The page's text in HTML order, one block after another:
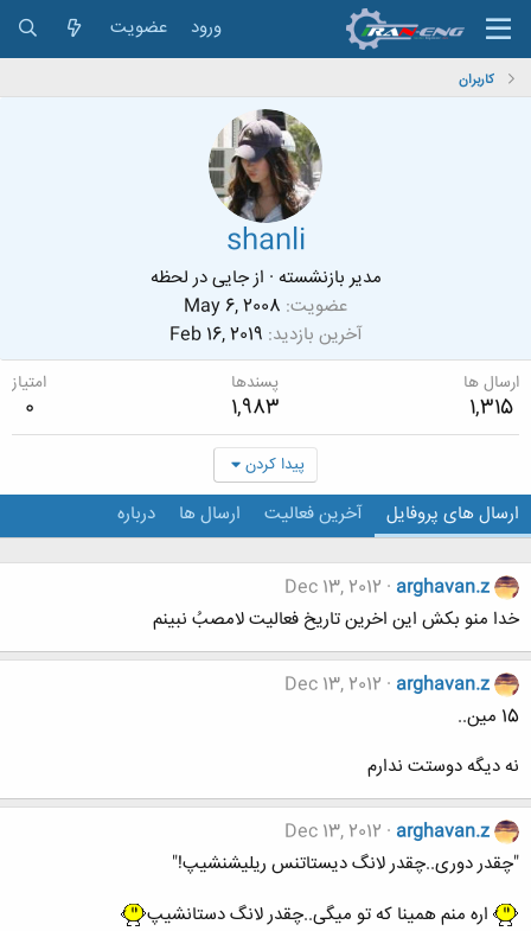
ورود عضویت
کاربران
shanli
مدیر بازنشسته · ازجایی در لحظه
عضویت May 6, 2008
آخرین بازدید Feb 16, 2019
ارسال ها
1,315
پسندها
1,983
امتیاز
0
پیدا کردن
ارسال های پروفایل آخرین فعالیت ارسال ها درباره
arghavan.z
Dec 13, 2012
خدا منو بکش این اخرین تاریخ فعالیت لامصبُ نبینم
arghavan.z
Dec 13, 2012
15 مین..
نه دیگه دوستت ندارم
arghavan.z
Dec 13, 2012
"چقدر دوری..چقدر لانگ دیستاتنس ریلیشنشیپ!"
اره منم همینا که تو میگی..چقدر لانگ دستانشیپ